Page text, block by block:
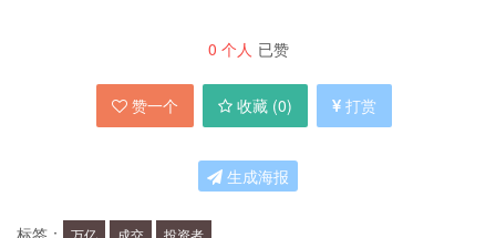
为什么A股市场成交破万亿？
成交破万亿的原因有多方面。首先，随着中国经济
的稳定增长，投资者对未来的信心增强，他们愿意
加大投资力度。其次，政府的一系列政策措施也推
动了市场的活跃度，如降低证券交易费用、推进市
0 个人 已赞
赞一个 收藏 (0) 打赏
生成海报